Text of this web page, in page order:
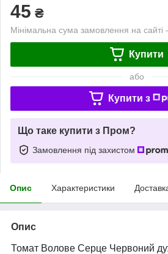
45 ₴
Мінімальна сума замовлення на
Купити
або
Купити з
Що таке купити з Пром?
Замовлення під захистом
Опис Характеристики
Опис
Томат Волове Серце Червоний